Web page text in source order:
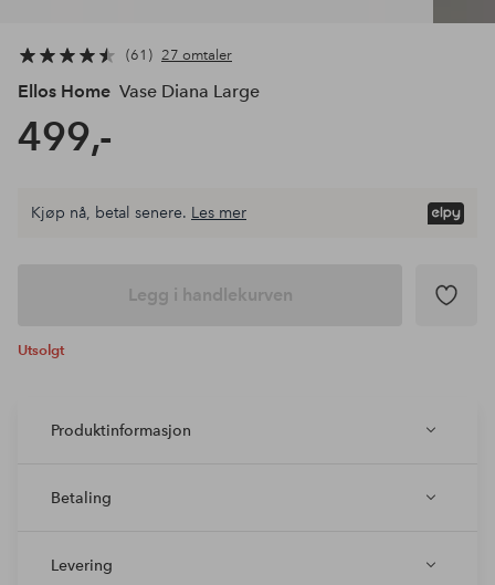
61 27 omtaler
Ellos Home Vase Diana Large
499,-
Kjøp nå, betal senere. Les mer
Legg i handlekurven
Utsolgt
Produktinformasjon
Betaling
Levering